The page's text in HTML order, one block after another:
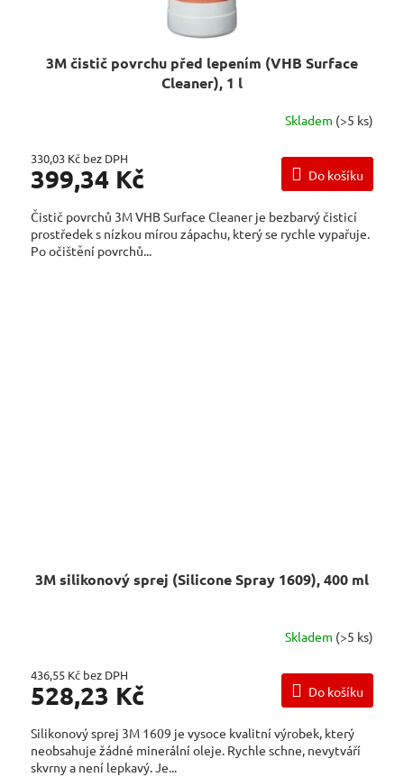
3M čistič povrchu před lepením (VHB Surface
Cleaner), 1 l
Skladem (>5 ks)
330,03 Kč bez DPH
399,34 Kč Do košíku
Čistič povrchů 3M VHB Surface Cleaner je bezbarvý čisticí
prostředek s nízkou mírou zápachu, který se rychle vypařuje.
Po očištění povrchů...
3M silikonový sprej (Silicone Spray 1609), 400 ml
Skladem (>5 ks)
436,55 Kč bez DPH
528,23 Kč Do košíku
Silikonový sprej 3M 1609 je vysoce kvalitní výrobek, který
neobsahuje žádné minerální oleje. Rychle schne, nevytváří
skvrny a není lepkavý. Je...